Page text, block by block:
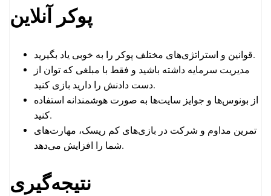
پوکر آنلاین
قوانین و استراتژی‌های مختلف پوکر را به خوبی یاد بگیرید.
مدیریت سرمایه داشته باشید و فقط با مبلغی که توان از
دست دادنش را دارید بازی کنید.
از بونوس‌ها و جوایز سایت‌ها به صورت هوشمندانه استفاده
کنید.
تمرین مداوم و شرکت در بازی‌های کم ریسک، مهارت‌های
شما را افزایش می‌دهد.
نتیجه‌گیری